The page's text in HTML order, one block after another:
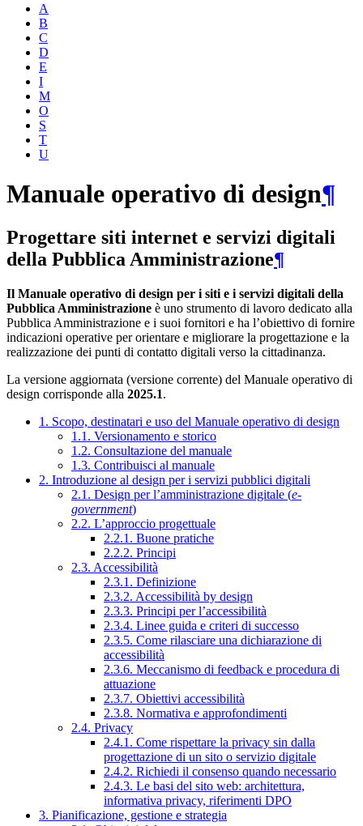
A
B
C
D
E
I
M
O
S
T
U
Manuale operativo di design¶
Progettare siti internet e servizi digitali
della Pubblica Amministrazione¶
Il Manuale operativo di design per i siti e i servizi digitali della
Pubblica Amministrazione è uno strumento di lavoro dedicato alla
Pubblica Amministrazione e i suoi fornitori e ha l’obiettivo di fornire
indicazioni operative per orientare e migliorare la progettazione e la
realizzazione dei punti di contatto digitali verso la cittadinanza.
La versione aggiornata (versione corrente) del Manuale operativo di
design corrisponde alla 2025.1.
1. Scopo, destinatari e uso del Manuale operativo di design
1.1. Versionamento e storico
1.2. Consultazione del manuale
1.3. Contribuisci al manuale
2. Introduzione al design per i servizi pubblici digitali
2.1. Design per l’amministrazione digitale (e-
government)
2.2. L’approccio progettuale
2.2.1. Buone pratiche
2.2.2. Principi
2.3. Accessibilità
2.3.1. Definizione
2.3.2. Accessibilità by design
2.3.3. Principi per l’accessibilità
2.3.4. Linee guida e criteri di successo
2.3.5. Come rilasciare una dichiarazione di
accessibilità
2.3.6. Meccanismo di feedback e procedura di
attuazione
2.3.7. Obiettivi accessibilità
2.3.8. Normativa e approfondimenti
2.4. Privacy
2.4.1. Come rispettare la privacy sin dalla
progettazione di un sito o servizio digitale
2.4.2. Richiedi il consenso quando necessario
2.4.3. Le basi del sito web: architettura,
informativa privacy, riferimenti DPO
3. Pianificazione, gestione e strategia